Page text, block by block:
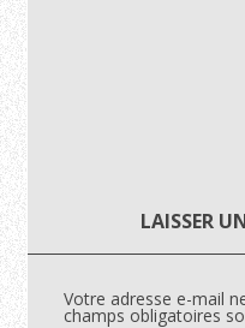
LAISSER
Votre adresse e-mail
champs obligatoires